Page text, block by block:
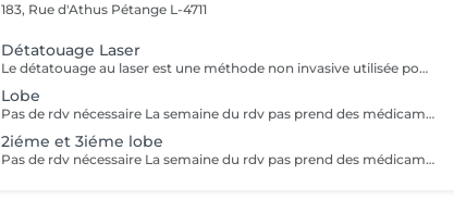
183, Rue d'Athus Pétange L-4711
Détatouage Laser
Le détatouage au laser est une méthode non invasive utilisée pour enlever un tatouage de la peau en utilisant un laser. Ce processus est très populaire, car il permet de supprimer les tatouages de manière efficace tout en minimisant les risques de cicatrices. Le principe repose sur l'utilisation d e faisceaux lumineux qui fragmentent les pigments du tatouage.
Lobe
Pas de rdv nécessaire La semaine du rdv pas prend des médicaments, des anti-inflamatoires, des antibiotiques et de cortisone.
2iéme et 3iéme lobe
Pas de rdv nécessaire La semaine du rdv pas prend des médicaments, des anti-inflamatoires, des antibiotiques et de cortisone.